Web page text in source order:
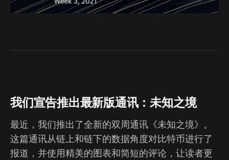
我们宣告推出最新版通讯：未知之境
最近，我们推出了全新的双周通讯《未知之境》。
这篇通讯从链上和链下的数据角度对比特币进行了
报道，并使用精美的图表和简短的评论，让读者更